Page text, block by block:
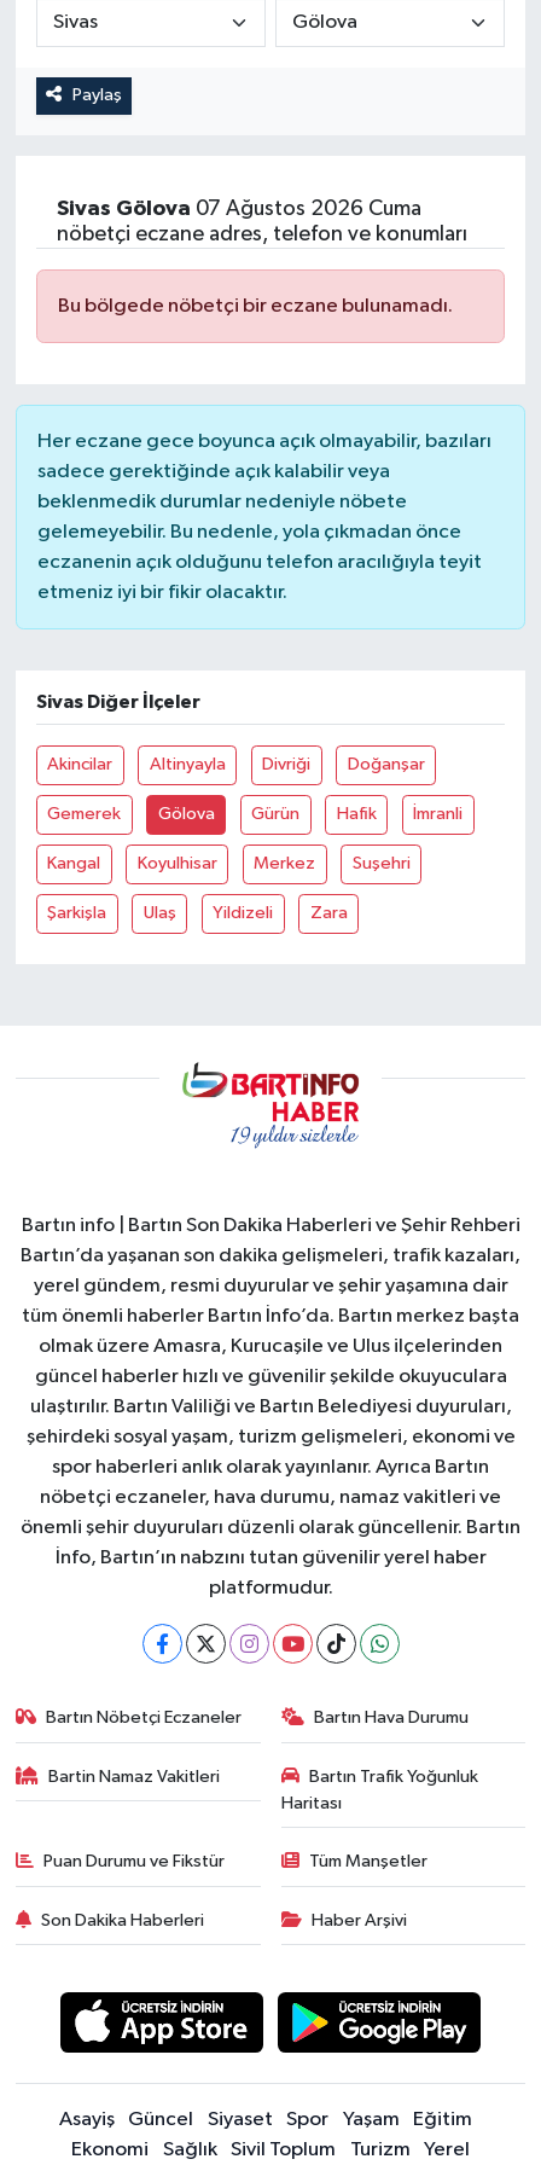
Paylaş
Sivas Gölova 07 Ağustos 2026 Cuma
nöbetçi eczane adres, telefon ve konumları
Bu bölgede nöbetçi bir eczane bulunamadı.
Her eczane gece boyunca açık olmayabilir, bazıları
sadece gerektiğinde açık kalabilir veya
beklenmedik durumlar nedeniyle nöbete
gelemeyebilir. Bu nedenle, yola çıkmadan önce
eczanenin açık olduğunu telefon aracılığıyla teyit
etmeniz iyi bir fikir olacaktır.
Sivas Diğer İlçeler
Akincilar Altinyayla Divriği Doğanşar
Gemerek Gölova Gürün Hafik İmranli
Kangal Koyulhisar Merkez Suşehri
Şarkişla Ulaş Yildizeli Zara
Bartın info | Bartın Son Dakika Haberleri ve Şehir Rehberi
Bartın’da yaşanan son dakika gelişmeleri, trafik kazaları,
yerel gündem, resmi duyurular ve şehir yaşamına dair
tüm önemli haberler Bartın İnfo’da. Bartın merkez başta
olmak üzere Amasra, Kurucaşile ve Ulus ilçelerinden
güncel haberler hızlı ve güvenilir şekilde okuyuculara
ulaştırılır. Bartın Valiliği ve Bartın Belediyesi duyuruları,
şehirdeki sosyal yaşam, turizm gelişmeleri, ekonomi ve
spor haberleri anlık olarak yayınlanır. Ayrıca Bartın
nöbetçi eczaneler, hava durumu, namaz vakitleri ve
önemli şehir duyuruları düzenli olarak güncellenir. Bartın
İnfo, Bartın’ın nabzını tutan güvenilir yerel haber
platformudur.
Bartın Nöbetçi Eczaneler Bartın Hava Durumu
Bartin Namaz Vakitleri
Bartın Trafik Yoğunluk
Haritası
Puan Durumu ve Fikstür Tüm Manşetler
Son Dakika Haberleri Haber Arşivi
Asayiş Güncel Siyaset Spor Yaşam
Eğitim
Ekonomi
Sağlık Sivil Toplum Turizm Yerel
Medya
Sağlık
Sivil Toplum
Tarım
Turizm
Yaşam
Yerel Yönetimler
YEREL